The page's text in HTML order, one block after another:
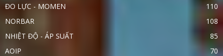
ĐO LỰC - MOMEN
110
NORBAR
108
NHIỆT ĐỘ - ÁP SUẤT
85
AOIP
70